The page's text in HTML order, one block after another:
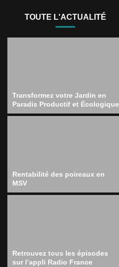
TOUTE L'ACTUALITÉ
Transformez votre Jardin en
Paradis Productif et Écologique
Rentabilité des poireaux en
MSV
Retrouvez tous les épisodes
sur l’appli Radio France